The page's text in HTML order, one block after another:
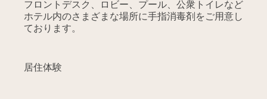
フロントデスク、ロビー、プール、公衆トイレなど
ホテル内のさまざまな場所に手指消毒剤をご用意し
ております。
居住体験